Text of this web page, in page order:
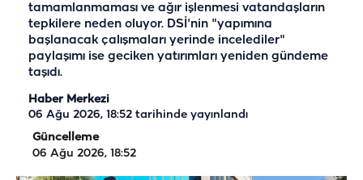
tamamlanmaması ve ağır işlenmesi vatandaşların
tepkilere neden oluyor. DSİ'nin "yapımına
başlanacak çalışmaları yerinde incelediler"
paylaşımı ise geciken yatırımları yeniden gündeme
taşıdı.
Haber Merkezi
06 Ağu 2026, 18:52 tarihinde yayınlandı
Güncelleme
06 Ağu 2026, 18:52